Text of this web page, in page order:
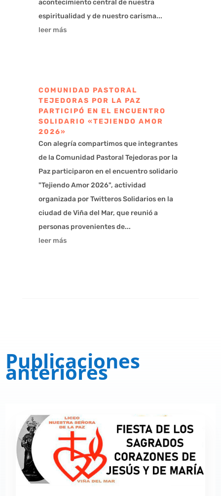
acontecimiento central de nuestra
espiritualidad y de nuestro carisma...
leer más
COMUNIDAD PASTORAL
TEJEDORAS POR LA PAZ
PARTICIPÓ EN EL ENCUENTRO
SOLIDARIO «TEJIENDO AMOR
2026»
Con alegría compartimos que integrantes
de la Comunidad Pastoral Tejedoras por la
Paz participaron en el encuentro solidario
"Tejiendo Amor 2026", actividad
organizada por Twitteros Solidarios en la
ciudad de Viña del Mar, que reunió a
personas provenientes de...
leer más
Publicaciones
anteriores